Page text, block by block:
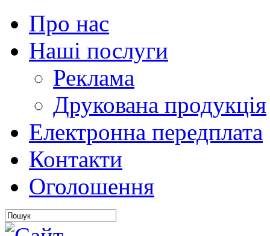
Про нас
Наші послуги
Реклама
Друкована продукція
Електронна передплата
Контакти
Оголошення